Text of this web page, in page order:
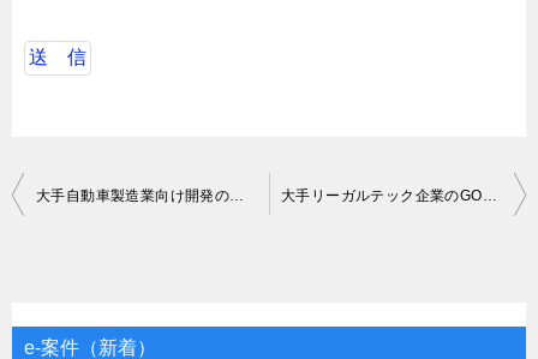
投
ゲ
大手自動車製造業向け開発の要件定義 大手リーガルテック企業のGOエンジニア
e-案件（新着）